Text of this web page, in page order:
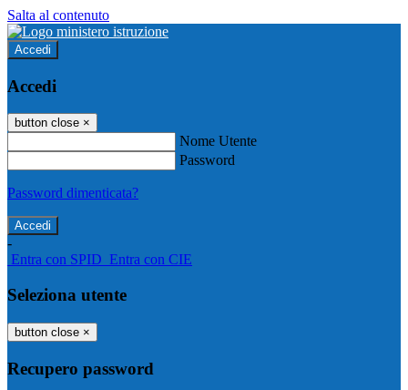
Salta al contenuto
Accedi
Accedi
button close ×
Nome Utente
Password
Password dimenticata?
-
Entra con SPID Entra con CIE
Seleziona utente
button close ×
Recupero password